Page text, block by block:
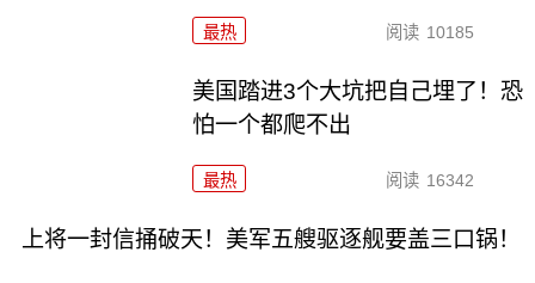
最热 阅读 10185
美国踏进3个大坑把自己埋了！恐
怕一个都爬不出
最热 阅读 16342
上将一封信捅破天！美军五艘驱逐舰要盖三口锅！